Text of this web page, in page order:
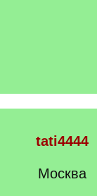
tati4444
Москва